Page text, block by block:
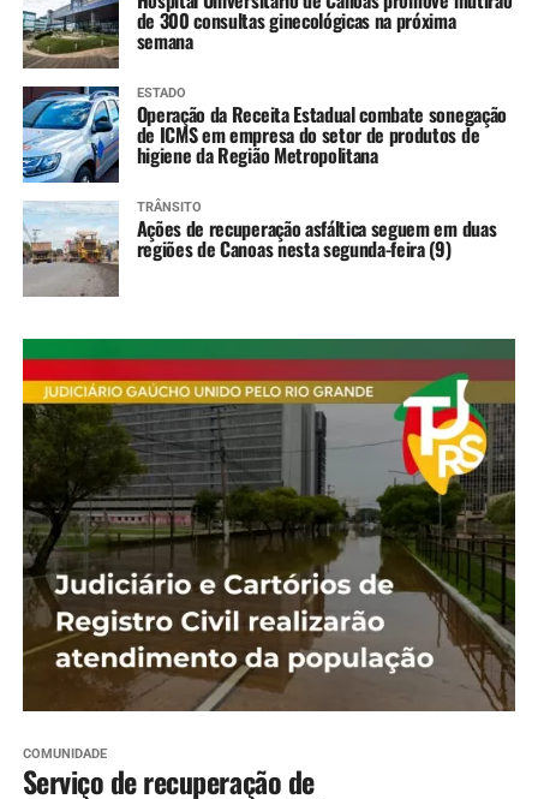
de 300 consultas ginecológicas na próxima
semana
ESTADO
Operação da Receita Estadual combate sonegação
de ICMS em empresa do setor de produtos de
higiene da Região Metropolitana
TRÂNSITO
Ações de recuperação asfáltica seguem em duas
regiões de Canoas nesta segunda-feira (9)
COMUNIDADE
Serviço de recuperação de